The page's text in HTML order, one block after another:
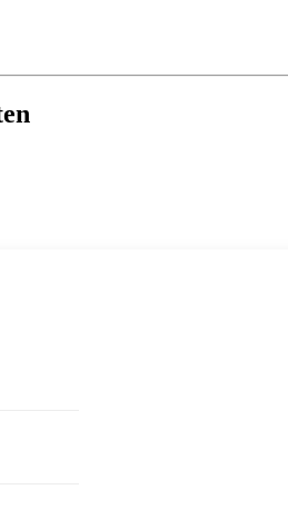
neuen Tab